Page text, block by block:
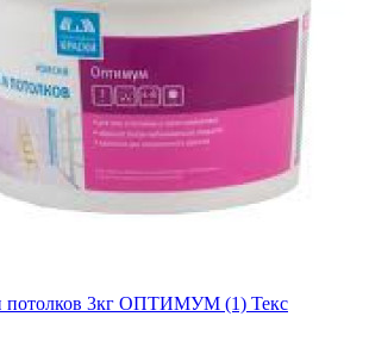
потолков 3кг ОПТИМУМ (1) Текс